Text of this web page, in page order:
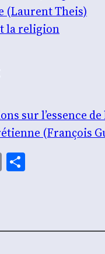
(Laurent Theis)
la reli­gion
sur l’es­sence
(Fran­çois
Email